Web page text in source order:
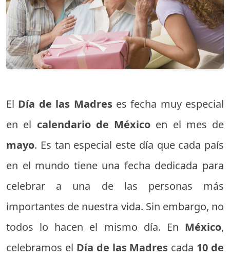
El Día de las Madreses fecha muy especial
en el calendario de México en el mes de
mayo. Es tan especial este día que cada país
en el mundo tiene una fecha dedicada para
celebrar a una de las personas más
importantes de nuestra vida. Sin embargo, no
todos lo hacen el mismo día. En México,
celebramos el Día de las Madres cada 10 de